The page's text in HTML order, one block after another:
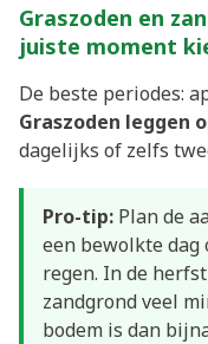
Graszoden en
juiste moment
De beste periodes:
Graszoden leggen
dagelijks of zelfs
Pro-tip: Plan de
een bewolkte dag
regen. In de
zandgrond veel
bodem is dan